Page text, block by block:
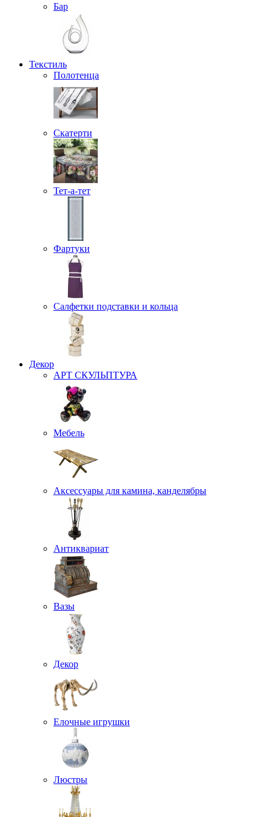
Бар
Текстиль
Полотенца
Скатерти
Тет-а-тет
Фартуки
Салфетки подставки и кольца
Декор
АРТ СКУЛЬПТУРА
Мебель
Аксессуары для камина, канделябры
Антиквариат
Вазы
Декор
Елочные игрушки
Люстры